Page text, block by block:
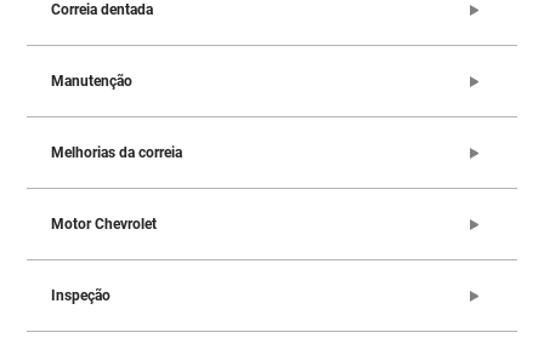
Correia dentada
Manutenção
Melhorias da correia
Motor Chevrolet
Inspeção